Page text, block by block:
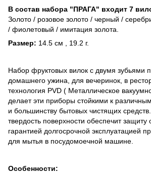
В состав набора "ПРАГА" входит 7
Золото / розовое золото / черный /
/ фиолетовый / имитация золота.
Размер: 14.5 см , 19.2 г.
Набор фруктовых вилок с двумя зубьями
домашнего ужина, для вечеринок, в
технология PVD ( Металлическое
делает эти приборы стойкими к
и большинству бытовых чистящих
твердость поверхности обеспечит защиту
гарантией долгосрочной эксплуатацией
для мытья в посудомоечной машине.
Особенности: